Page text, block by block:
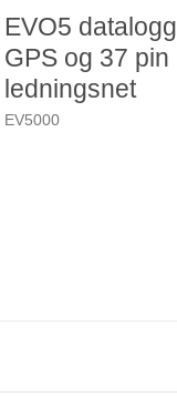
EVO5
GPS og 37 pin
ledningsnet
EV5000